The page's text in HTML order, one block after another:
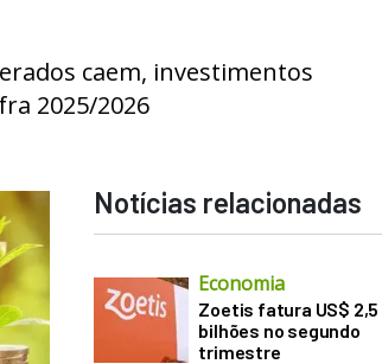
caem, investimentos
2025/2026
Notícias relacionadas
Economia
Zoetis fatura US$ 2,5
bilhões no segundo
trimestre